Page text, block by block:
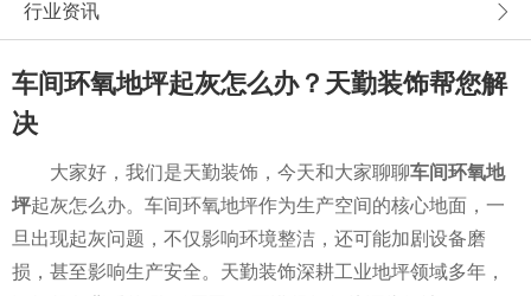
行业资讯
车间环氧地坪起灰怎么办？天勤装饰帮您解
决
大家好，我们是天勤装饰，今天和大家聊聊车间环氧地
坪起灰怎么办。车间环氧地坪作为生产空间的核心地面，一
旦出现起灰问题，不仅影响环境整洁，还可能加剧设备磨
损，甚至影响生产安全。天勤装饰深耕工业地坪领域多年，